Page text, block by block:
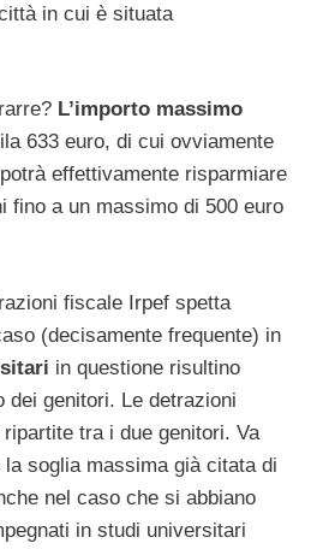
in cui è situata
L’importo massimo
633 euro, di cui ovviamente
effettivamente risparmiare
fino a un massimo di 500 euro
fiscale Irpef spetta
(decisamente frequente) in
in questione risultino
genitori. Le detrazioni
tra i due genitori. Va
soglia massima già citata di
nel caso che si abbiano
in studi universitari